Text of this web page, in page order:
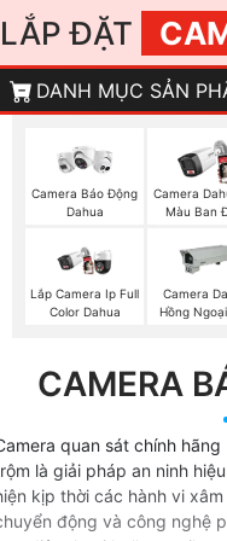
LẮP ĐẶT
DANH MỤC SẢN
Camera Báo Động
Dahua
Camera
Màu Ban
Lắp Camera Ip Full
Color Dahua
Camera
Hồng Ngoại
CAMERA
quan sát chính
là giải pháp an ninh
kịp thời các hành vi
động và công nghệ